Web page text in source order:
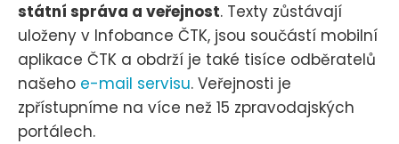
státní správa a veřejnost. Texty zůstávají
uloženy v Infobance ČTK, jsou součástí mobilní
aplikace ČTK a obdrží je také tisíce odběratelů
našeho e-mail servisu. Veřejnosti je
zpřístupníme na více než 15 zpravodajských
portálech.